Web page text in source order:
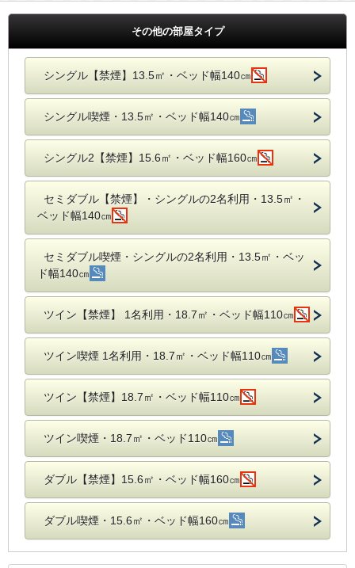
その他の部屋タイプ
シングル【禁煙】13.5㎡・ベッド幅140㎝
シングル喫煙・13.5㎡・ベッド幅140㎝
シングル2【禁煙】15.6㎡・ベッド幅160㎝
セミダブル【禁煙】・シングルの2名利用・13.5㎡・
ベッド幅140㎝
セミダブル喫煙・シングルの2名利用・13.5㎡・ベッ
ド幅140㎝
ツイン【禁煙】 1名利用・18.7㎡・ベッド幅110㎝
ツイン喫煙 1名利用・18.7㎡・ベッド幅110㎝
ツイン【禁煙】18.7㎡・ベッド幅110㎝
ツイン喫煙・18.7㎡・ベッド110㎝
ダブル【禁煙】15.6㎡・ベッド幅160㎝
ダブル喫煙・15.6㎡・ベッド幅160㎝